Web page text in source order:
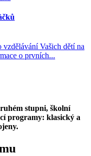
Vašich dětí na
o prvních...
stupni, školní
programy: klasický a